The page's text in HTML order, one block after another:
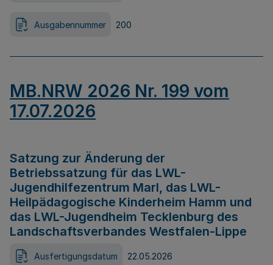
Ausgabennummer 200
MB.NRW 2026 Nr. 199 vom
17.07.2026
Satzung zur Änderung der
Betriebssatzung für das LWL-
Jugendhilfezentrum Marl, das LWL-
Heilpädagogische Kinderheim Hamm und
das LWL-Jugendheim Tecklenburg des
Landschaftsverbandes Westfalen-Lippe
Ausfertigungsdatum 22.05.2026